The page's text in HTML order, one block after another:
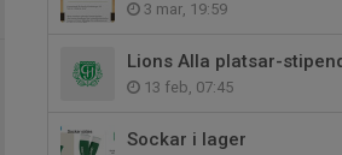
3 mar, 19:59
Lions Alla platsar-
13 feb, 07:45
Sockar i lager